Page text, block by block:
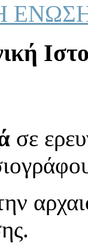
σε